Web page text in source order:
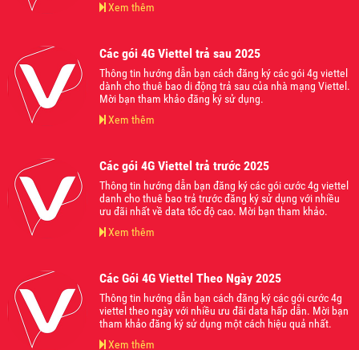
Xem thêm
Các gói 4G Viettel trả sau 2025
Thông tin hướng dẫn bạn cách đăng ký các gói 4g viettel
dành cho thuê bao di động trả sau của nhà mạng Viettel.
Mời bạn tham khảo đăng ký sử dụng.
Xem thêm
Các gói 4G Viettel trả trước 2025
Thông tin hướng dẫn bạn đăng ký các gói cước 4g viettel
danh cho thuê bao trả trước đăng ký sử dụng với nhiều
ưu đãi nhất về data tốc độ cao. Mời bạn tham khảo.
Xem thêm
Các Gói 4G Viettel Theo Ngày 2025
Thông tin hướng dẫn bạn cách đăng ký các gói cước 4g
viettel theo ngày với nhiều ưu đãi data hấp dẫn. Mời bạn
tham khảo đăng ký sử dụng một cách hiệu quả nhất.
Xem thêm